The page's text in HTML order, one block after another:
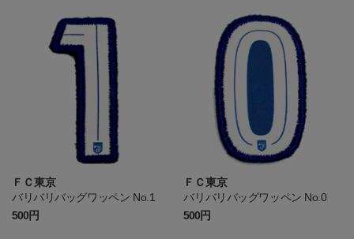
ＦＣ東京
バリバリバッグワッペン No.1
500円
ＦＣ東京
バリバリバッグワッペン No.0
500円